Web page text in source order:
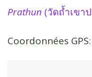
Prathun (วัดถ้ำเขา
Coordonnées GPS: